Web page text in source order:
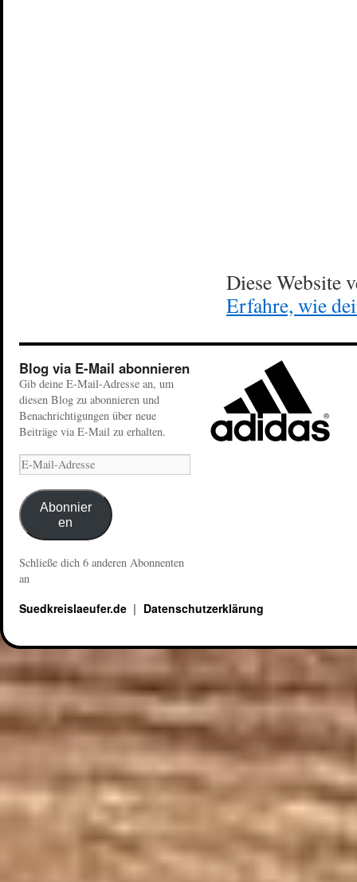
Diese Website
Erfahre, wie
Blog via E-Mail abonnieren
Gib deine E-Mail-Adresse an, um
diesen Blog zu abonnieren und
Benachrichtigungen über neue
Beiträge via E-Mail zu erhalten.
Abonnier
en
Schließe dich 6 anderen Abonnenten
an
Suedkreislaeufer.de Datenschutzerklärung